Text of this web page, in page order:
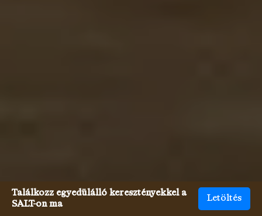
Találkozz egyedülálló keresztényekkel a
SALT-on ma
Letöltés